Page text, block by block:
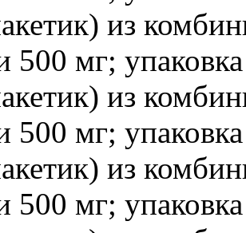
из
500 мг;
из
500 мг;
из
500 мг;